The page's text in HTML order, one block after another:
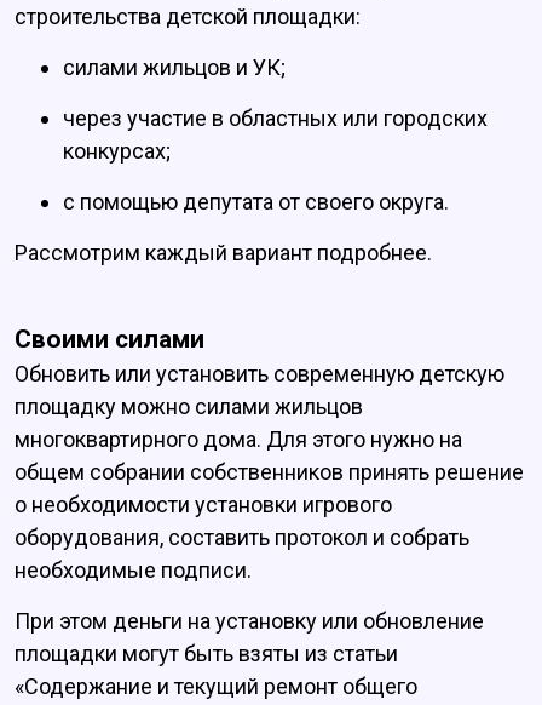
строительства детской площадки:
силами жильцов и УК;
через участие в областных или городских
конкурсах;
с помощью депутата от своего округа.
Рассмотрим каждый вариант подробнее.
Своими силами
Обновить или установить современную детскую
площадку можно силами жильцов
многоквартирного дома. Для этого нужно на
общем собрании собственников принять решение
о необходимости установки игрового
оборудования, составить протокол и собрать
необходимые подписи.
При этом деньги на установку или обновление
площадки могут быть взяты из статьи
«Содержание и текущий ремонт общего